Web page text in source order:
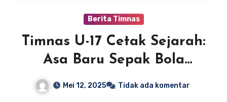
Berita Timnas
Timnas U-17 Cetak Sejarah:
Asa Baru Sepak Bola
Indonesia di Panggung
Mei 12, 2025 Tidak ada komentar